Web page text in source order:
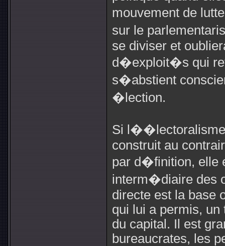
mouvement de
sur le
se diviser et
d�exploit�s qui
s�abstient
�lection.
Si
construit au
par d�finition, elle
interm�diaire des
directe est la base
qui lui a permis, un
du capital. Il est
bureaucrates, les